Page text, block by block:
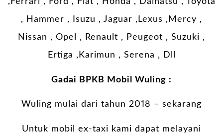
, Hammer , Isuzu , Jaguar ,Lexus ,Mercy ,
Nissan , Opel , Renault , Peugeot , Suzuki ,
Ertiga ,Karimun , Serena , Dll
Gadai BPKB Mobil Wuling :
Wuling mulai dari tahun 2018 – sekarang
Untuk mobil ex-taxi kami dapat melayani